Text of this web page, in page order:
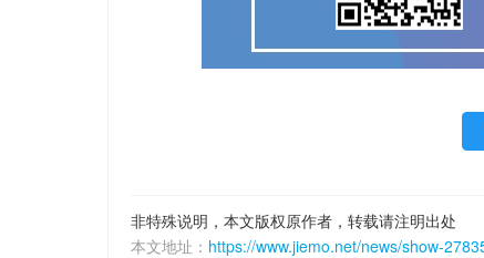
非特殊说明，本文版权原作者，转载请注明出处
本文地址： https://www.jiemo.net/news/show-